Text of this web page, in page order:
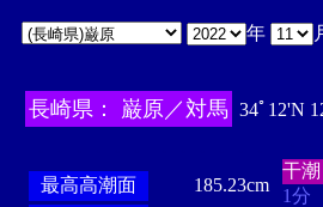
年
長崎県： 巌原／対馬 34ﾟ12'N
最高高潮面
185.23cm
干潮
1分